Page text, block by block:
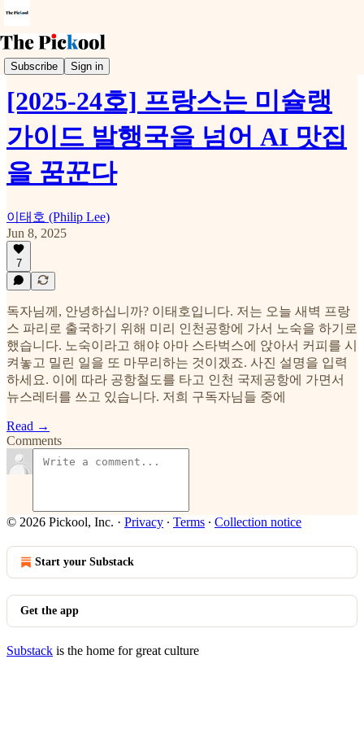
Subscribe Sign in
Weekly Pickool
[2025-24호] 프랑스는 미슐랭
가이드 발행국을 넘어 AI 맛집
을 꿈꾼다
이태호 (Philip Lee)
Jun 8, 2025
7
독자님께, 안녕하십니까? 이태호입니다. 저는 오늘 새벽 프랑
스 파리로 출국하기 위해 미리 인천공항에 가서 노숙을 하기로
했습니다. 노숙이라고 해야 아마 스타벅스에 앉아서 커피를 시
켜놓고 밀린 일을 또 마무리하는 것이겠죠. 사진 설명을 입력
하세요. 이에 따라 공항철도를 타고 인천 국제공항에 가면서
뉴스레터를 쓰고 있습니다. 저희 구독자님들 중에
Read →
Comments
© 2026 Pickool, Inc. · Privacy ∙ Terms ∙ Collection notice
Start your Substack
Get the app
Substack is the home for great culture